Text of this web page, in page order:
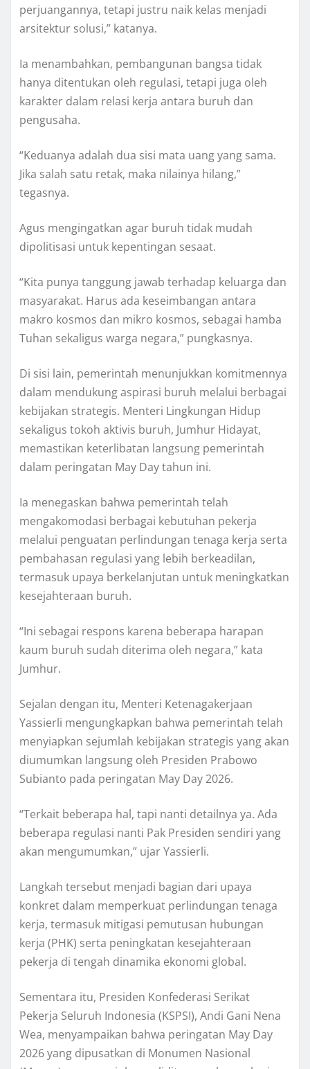
perjuangannya, tetapi justru naik kelas menjadi
arsitektur solusi,” katanya.
Ia menambahkan, pembangunan bangsa tidak
hanya ditentukan oleh regulasi, tetapi juga oleh
karakter dalam relasi kerja antara buruh dan
pengusaha.
“Keduanya adalah dua sisi mata uang yang sama.
Jika salah satu retak, maka nilainya hilang,”
tegasnya.
Agus mengingatkan agar buruh tidak mudah
dipolitisasi untuk kepentingan sesaat.
“Kita punya tanggung jawab terhadap keluarga dan
masyarakat. Harus ada keseimbangan antara
makro kosmos dan mikro kosmos, sebagai hamba
Tuhan sekaligus warga negara,” pungkasnya.
Di sisi lain, pemerintah menunjukkan komitmennya
dalam mendukung aspirasi buruh melalui berbagai
kebijakan strategis. Menteri Lingkungan Hidup
sekaligus tokoh aktivis buruh, Jumhur Hidayat,
memastikan keterlibatan langsung pemerintah
dalam peringatan May Day tahun ini.
Ia menegaskan bahwa pemerintah telah
mengakomodasi berbagai kebutuhan pekerja
melalui penguatan perlindungan tenaga kerja serta
pembahasan regulasi yang lebih berkeadilan,
termasuk upaya berkelanjutan untuk meningkatkan
kesejahteraan buruh.
“Ini sebagai respons karena beberapa harapan
kaum buruh sudah diterima oleh negara,” kata
Jumhur.
Sejalan dengan itu, Menteri Ketenagakerjaan
Yassierli mengungkapkan bahwa pemerintah telah
menyiapkan sejumlah kebijakan strategis yang akan
diumumkan langsung oleh Presiden Prabowo
Subianto pada peringatan May Day 2026.
“Terkait beberapa hal, tapi nanti detailnya ya. Ada
beberapa regulasi nanti Pak Presiden sendiri yang
akan mengumumkan,” ujar Yassierli.
Langkah tersebut menjadi bagian dari upaya
konkret dalam memperkuat perlindungan tenaga
kerja, termasuk mitigasi pemutusan hubungan
kerja (PHK) serta peningkatan kesejahteraan
pekerja di tengah dinamika ekonomi global.
Sementara itu, Presiden Konfederasi Serikat
Pekerja Seluruh Indonesia (KSPSI), Andi Gani Nena
Wea, menyampaikan bahwa peringatan May Day
2026 yang dipusatkan di Monumen Nasional